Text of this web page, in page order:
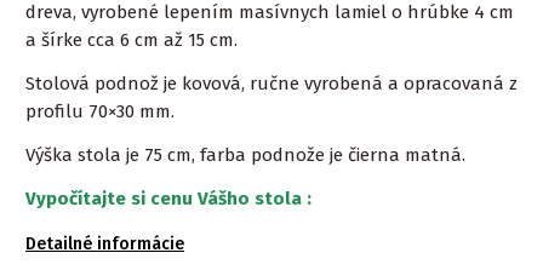
dreva, vyrobené lepením masívnych lamiel o hrúbke 4 cm
a šírke cca 6 cm až 15 cm.
Stolová podnož je kovová, ručne vyrobená a opracovaná z
profilu 70×30 mm.
Výška stola je 75 cm, farba podnože je čierna matná.
Vypočítajte si cenu Vášho stola :
Detailné informácie